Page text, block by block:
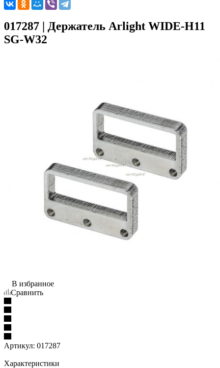
017287 | Держатель Arlight WIDE-H11
SG-W32
В избранное
Сравнить
Артикул: 017287
Характеристики